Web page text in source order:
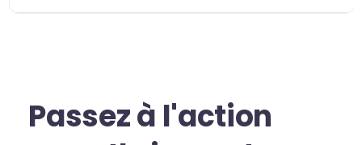
Passez à l'action